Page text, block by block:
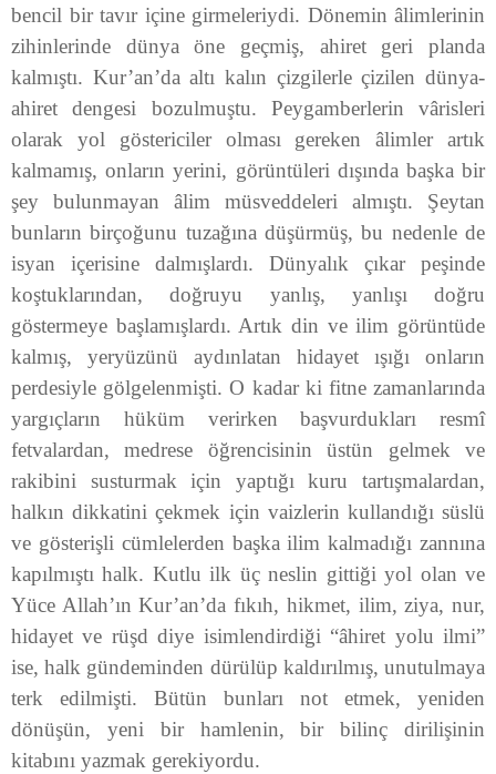
bencil bir tavır içine girmeleriydi. Dönemin âlimlerinin
zihinlerinde dünya öne geçmiş, ahiret geri planda
kalmıştı. Kur’an’da altı kalın çizgilerle çizilen dünya-
ahiret dengesi bozulmuştu. Peygamberlerin vârisleri
olarak yol göstericiler olması gereken âlimler artık
kalmamış, onların yerini, görüntüleri dışında başka bir
şey bulunmayan âlim müsveddeleri almıştı. Şeytan
bunların birçoğunu tuzağına düşürmüş, bu nedenle de
isyan içerisine dalmışlardı. Dünyalık çıkar peşinde
koştuklarından, doğruyu yanlış, yanlışı doğru
göstermeye başlamışlardı. Artık din ve ilim görüntüde
kalmış, yeryüzünü aydınlatan hidayet ışığı onların
perdesiyle gölgelenmişti. O kadar ki fitne zamanlarında
yargıçların hüküm verirken başvurdukları resmî
fetvalardan, medrese öğrencisinin üstün gelmek ve
rakibini susturmak için yaptığı kuru tartışmalardan,
halkın dikkatini çekmek için vaizlerin kullandığı süslü
ve gösterişli cümlelerden başka ilim kalmadığı zannına
kapılmıştı halk. Kutlu ilk üç neslin gittiği yol olan ve
Yüce Allah’ın Kur’an’da fıkıh, hikmet, ilim, ziya, nur,
hidayet ve rüşd diye isimlendirdiği “âhiret yolu ilmi”
ise, halk gündeminden dürülüp kaldırılmış, unutulmaya
terk edilmişti. Bütün bunları not etmek, yeniden
dönüşün, yeni bir hamlenin, bir bilinç dirilişinin
kitabını yazmak gerekiyordu.